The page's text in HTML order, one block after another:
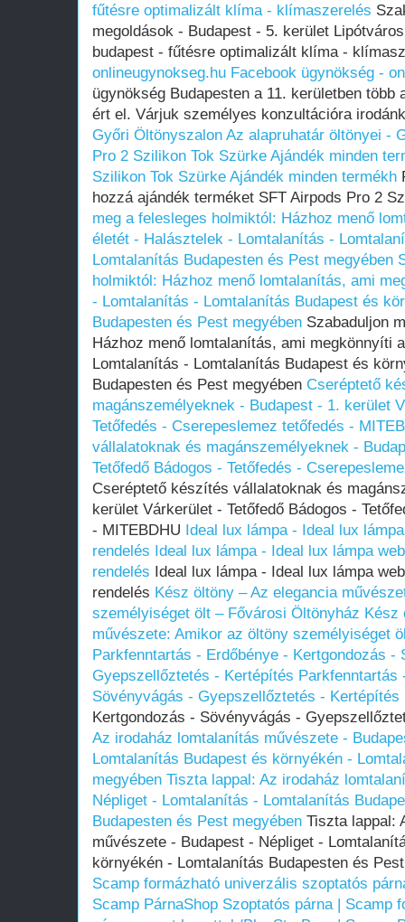
fűtésre optimalizált klíma - klímaszerelés
megoldások - Budapest - 5. kerület
budapest - fűtésre optimalizált klíma -
onlineugynokseg.hu Facebook ügynökség -
ügynökség Budapesten a 11. kerületben
ért el. Várjuk személyes konzultációra
Győri Öltönyszalon Az alapruhatár öltönyei -
Pro 2 Szilikon Tok Szürke Ajándék minden
Szilikon Tok Szürke Ajándék minden termékh
hozzá ajándék terméket SFT Airpods Pro 2
meg a felesleges holmiktól: Házhoz menő
életét - Halásztelek - Lomtalanítás -
Lomtalanítás Budapesten és Pest megyében
holmiktól: Házhoz menő lomtalanítás, ami
- Lomtalanítás - Lomtalanítás Budapest és
Budapesten és Pest megyében Szabaduljon
Házhoz menő lomtalanítás, ami megkönnyíti
Lomtalanítás - Lomtalanítás Budapest és
Budapesten és Pest megyében Cseréptető
magánszemélyeknek - Budapest - 1. kerület
Tetőfedés - Cserepeslemez tetőfedés -
vállalatoknak és magánszemélyeknek -
Tetőfedő Bádogos - Tetőfedés -
Cseréptető készítés vállalatoknak és
kerület Várkerület - Tetőfedő Bádogos -
- MITEBDHU Ideal lux lámpa - Ideal lux
rendelés Ideal lux lámpa - Ideal lux lámpa
rendelés Ideal lux lámpa - Ideal lux lámpa
rendelés Kész öltöny – Az elegancia
személyiséget ölt – Fővárosi Öltönyház Kész
művészete: Amikor az öltöny személyiséget
Parkfenntartás - Erdőbénye - Kertgondozás -
Gyepszellőztetés - Kertépítés Parkfenntartás
Sövényvágás - Gyepszellőztetés - Kertépítés
Kertgondozás - Sövényvágás -
Az irodaház lomtalanítás művészete -
Lomtalanítás Budapest és környékén -
megyében Tiszta lappal: Az irodaház
Népliget - Lomtalanítás - Lomtalanítás
Budapesten és Pest megyében Tiszta lappal:
művészete - Budapest - Népliget -
környékén - Lomtalanítás Budapesten és
Scamp formázható univerzális szoptatós
Scamp PárnaShop Szoptatós párna | Scamp